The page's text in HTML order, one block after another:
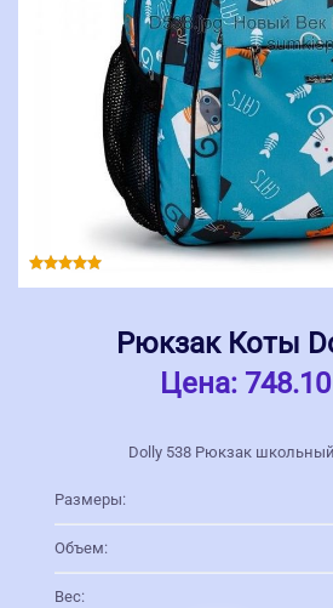
Рюкзак Коты
Цена:
Dolly 538 Рюкзак
Размеры:
Объем:
Вес: